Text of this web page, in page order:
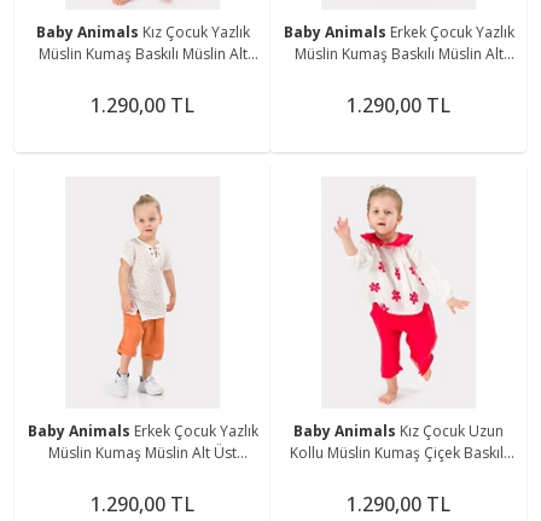
Baby Animals Kız Çocuk Yazlık
Müslin Kumaş Baskılı Müslin Alt
1.290,00 TL
Baby Animals Erkek Çocuk Yazlık
Müslin Kumaş Baskılı Müslin Alt
1.290,00 TL
Baby Animals Erkek Çocuk Yazlık
Müslin Kumaş Müslin Alt Üst
1.290,00 TL
Baby Animals Kız Çocuk Uzun
Kollu Müslin Kumaş Çiçek Baskılı
1.290,00 TL